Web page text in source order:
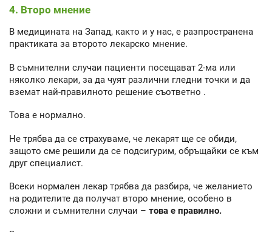
4. Второ мнение
В медицината на Запад, както и у нас, е разпространена
практиката за второто лекарско мнение.
В съмнителни случаи пациенти посещават 2-ма или
няколко лекари, за да чуят различни гледни точки и да
вземат най-правилното решение съответно .
Това е нормално.
Не трябва да се страхуваме, че лекарят ще се обиди,
защото сме решили да се подсигурим, обръщайки се към
друг специалист.
Всеки нормален лекар трябва да разбира, че желанието
на родителите да получат второ мнение, особено в
сложни и съмнителни случаи – това е правилно.